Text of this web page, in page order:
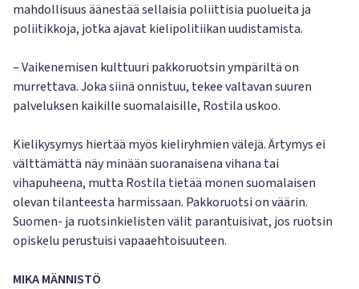
mahdollisuus äänestää sellaisia poliittisia puolueita ja
poliitikkoja, jotka ajavat kielipolitiikan uudistamista.
– Vaikenemisen kulttuuri pakkoruotsin ympäriltä on
murrettava. Joka siinä onnistuu, tekee valtavan suuren
palveluksen kaikille suomalaisille, Rostila uskoo.
Kielikysymys hiertää myös kieliryhmien välejä. Ärtymys ei
välttämättä näy minään suoranaisena vihana tai
vihapuheena, mutta Rostila tietää monen suomalaisen
olevan tilanteesta harmissaan. Pakkoruotsi on väärin.
Suomen- ja ruotsinkielisten välit parantuisivat, jos ruotsin
opiskelu perustuisi vapaaehtoisuuteen.
MIKA MÄNNISTÖ